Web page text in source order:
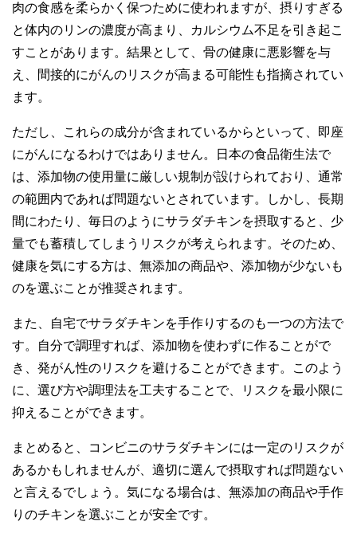
肉の食感を柔らかく保つために使われますが、摂りすぎる
と体内のリンの濃度が高まり、カルシウム不足を引き起こ
すことがあります。結果として、骨の健康に悪影響を与
え、間接的にがんのリスクが高まる可能性も指摘されてい
ます。
ただし、これらの成分が含まれているからといって、即座
にがんになるわけではありません。日本の食品衛生法で
は、添加物の使用量に厳しい規制が設けられており、通常
の範囲内であれば問題ないとされています。しかし、長期
間にわたり、毎日のようにサラダチキンを摂取すると、少
量でも蓄積してしまうリスクが考えられます。そのため、
健康を気にする方は、無添加の商品や、添加物が少ないも
のを選ぶことが推奨されます。
また、自宅でサラダチキンを手作りするのも一つの方法で
す。自分で調理すれば、添加物を使わずに作ることがで
き、発がん性のリスクを避けることができます。このよう
に、選び方や調理法を工夫することで、リスクを最小限に
抑えることができます。
まとめると、コンビニのサラダチキンには一定のリスクが
あるかもしれませんが、適切に選んで摂取すれば問題ない
と言えるでしょう。気になる場合は、無添加の商品や手作
りのチキンを選ぶことが安全です。